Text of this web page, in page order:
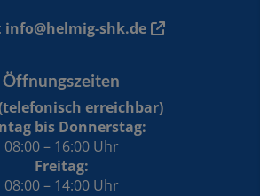
info@helmig-shk.de
Öffnungszeiten
erreichbar)
bis Donnerstag:
08:00 – 16:00 Uhr
Freitag:
08:00 – 14:00 Uhr